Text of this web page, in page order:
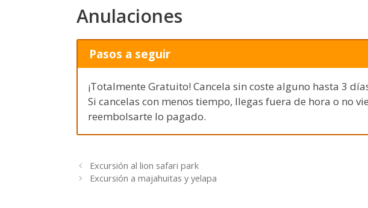
Anulaciones
Pasos a seguir
¡Totalmente Gratuito! Cancela sin coste alguno hasta 3
Si cancelas con menos tiempo, llegas fuera de hora o no
reembolsarte lo pagado.
Excursión al lion safari park
Excursión a majahuitas y yelapa